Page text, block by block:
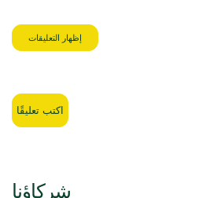
إظهار التعليقات
اكتب تعليقًا
شركاؤنا